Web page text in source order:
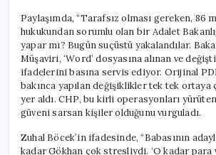
Paylaşımda, “Tarafsız olması gereken, 86
hukukundan sorumlu olan bir Adalet
yapar mı? Bugün suçüstü yakalandılar.
Müşaviri, ‘Word’ dosyasına alınan ve
ifadelerini basına servis ediyor. Orijinal
bakınca yapılan değişiklikler tek tek ortaya
yer aldı. CHP, bu kirli operasyonları
güveni sarsan kişiler olduğunu vurguladı.
Zuhal Böcek’in ifadesinde, “Babasının
kadar Gökhan çok stresliydi. ‘O kadar para